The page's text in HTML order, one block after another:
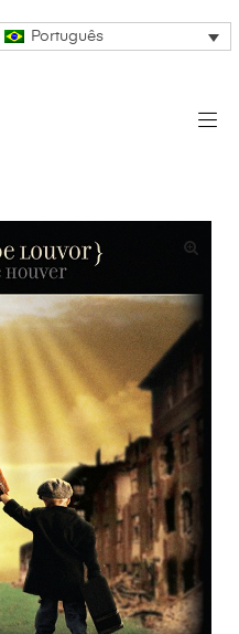
Português